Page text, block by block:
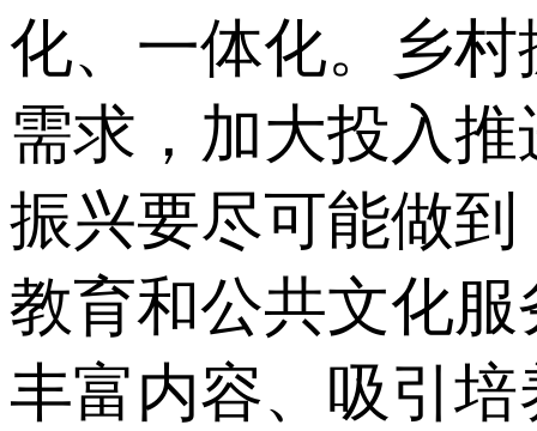
化、一体化。乡
需求，加大投入
振兴要尽可能做
教育和公共文化
丰富内容、吸引